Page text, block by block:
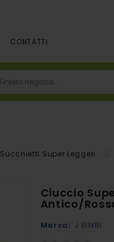
CONTATTI
Succhietti Super Leggeri
Ciuccio
Antico/
Marca: J BIMBI